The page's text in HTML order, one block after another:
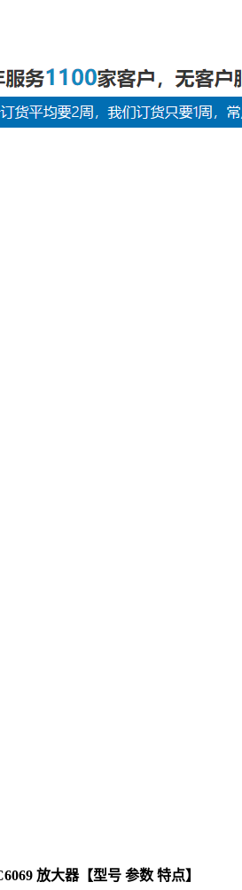
放大器【型号 参数 特点】